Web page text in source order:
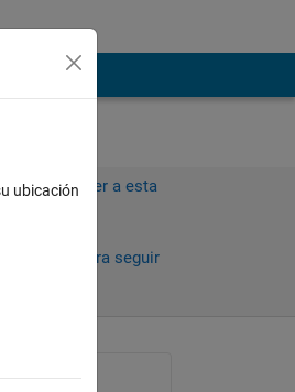
responder a esta
sesión para seguir
ubicación